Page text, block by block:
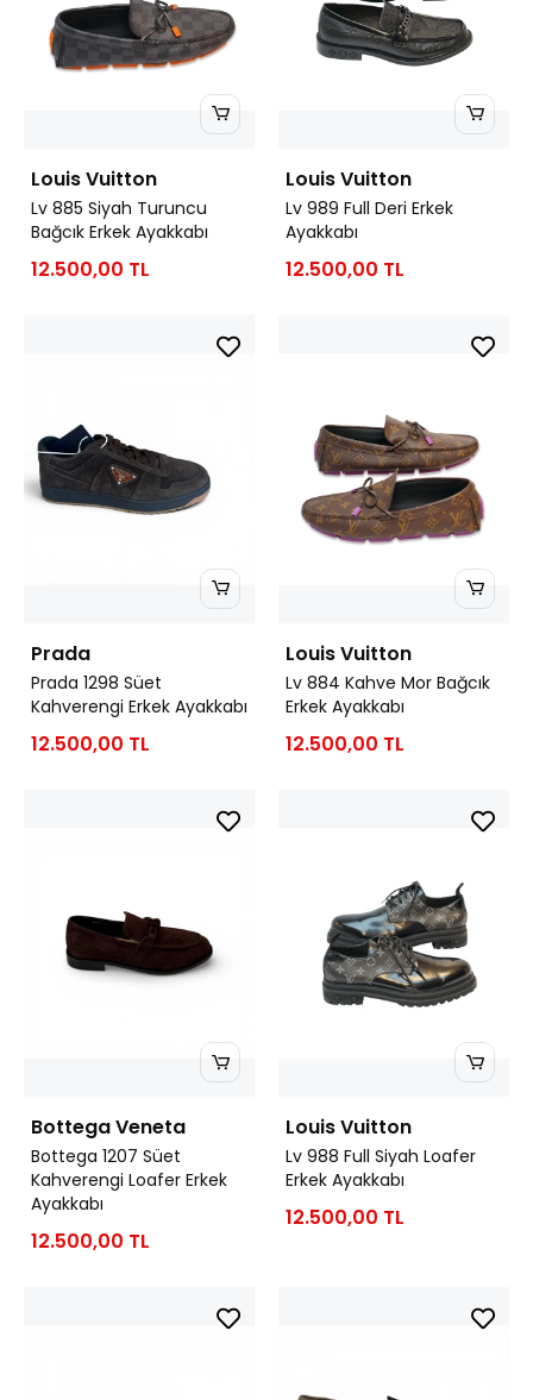
Louis Vuitton
Lv 885 Siyah Turuncu
Bağcık Erkek Ayakkabı
12.500,00 TL
Louis Vuitton
Lv 989 Full Deri Erkek
Ayakkabı
12.500,00 TL
Prada
Prada 1298 Süet
Kahverengi Erkek Ayakkabı
12.500,00 TL
Louis Vuitton
Lv 884 Kahve Mor Bağcık
Erkek Ayakkabı
12.500,00 TL
Bottega Veneta
Bottega 1207 Süet
Kahverengi Loafer Erkek
Ayakkabı
12.500,00 TL
Louis Vuitton
Lv 988 Full Siyah Loafer
Erkek Ayakkabı
12.500,00 TL